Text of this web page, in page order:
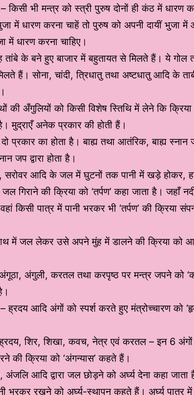
– किसी भी मन्त्र को स्त्री पुरुष दोनों ही कंठ में धारण
में धारण करना चाहें तो पुरुष को अपनी दायीं भुजा में
में धारण करना चाहिए।
तांबे के बने हुए बाजार में बहुतायत से मिलते हैं। ये गोल
हैं। सोना, चांदी, त्रिधातु तथा अष्टधातु आदि के
की अँगुलियों को किसी विशेष स्तिथि में लेने कि क्रिया
मुद्राएँ अनेक प्रकार की होती हैं।
प्रकार का होता है। बाह्य तथा आतंरिक, बाह्य
जप द्वारा होता है।
सरोवर आदि के जल में घुटनों तक पानी में खड़े होकर,
जल गिराने की क्रिया को ‘तर्पण’ कहा जाता है। जहाँ
किसी पात्र में पानी भरकर भी ‘तर्पण’ की क्रिया
में जल लेकर उसे अपने मुंह में डालने की क्रिया को
अंगुली, करतल तथा करपृष्ठ पर मन्त्र जपने को
– ह्रदय आदि अंगों को स्पर्श करते हुए मंत्रोच्चारण को
शिर, शिखा, कवच, नेत्र एवं करतल – इन 6 अंगों
की क्रिया को ‘अंगन्यास’ कहते हैं।
आदि द्वारा जल छोड़ने को अर्घ्य देना कहा जाता
भरकर रखने को अर्घ्य-स्थापन कहते हैं। अर्घ्य पात्र